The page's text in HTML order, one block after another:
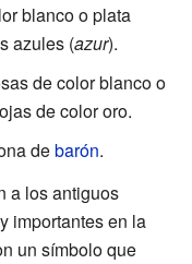
blanco o plata
azules (azur).
de color blanco o
de color oro.
debarón.
a los antiguos
importantes en la
un símbolo que